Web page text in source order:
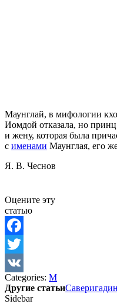
Маунглай, в мифологии
Иомдой отказала, но
и жену, которая была
с именами Маунглая, его
Я. В. Чеснов
Оцените эту
статью
Facebook
Twitter
VK
Categories: М
Другие статьи
Sidebar